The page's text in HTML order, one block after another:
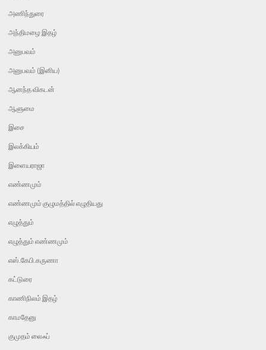
அணிந்துரை
அந்திமழை இதழ்
அனுபவம்
அனுபவம் (இனிய)
ஆனந்த விகடன்
ஆளுமை
இசை
இலக்கியம்
இளையராஜா
எண்ணமும்
எண்ணமும் குழுமத்தில் எழுதியது
எழுத்தும்
எழுத்தும் எண்ணமும்
எஸ்.கேபி.கருணா
கட்டுரை
காணிநிலம் இதழ்
காமதேனு
குமுதம் லைஃப்